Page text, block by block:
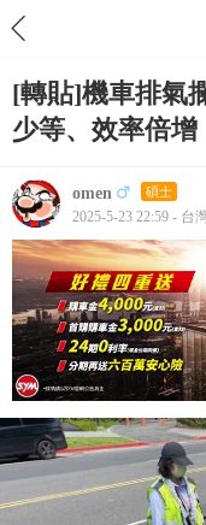
[轉貼]機車排氣
少等、效率倍增
omen 碩士
2025-5-23 22:59 - 台